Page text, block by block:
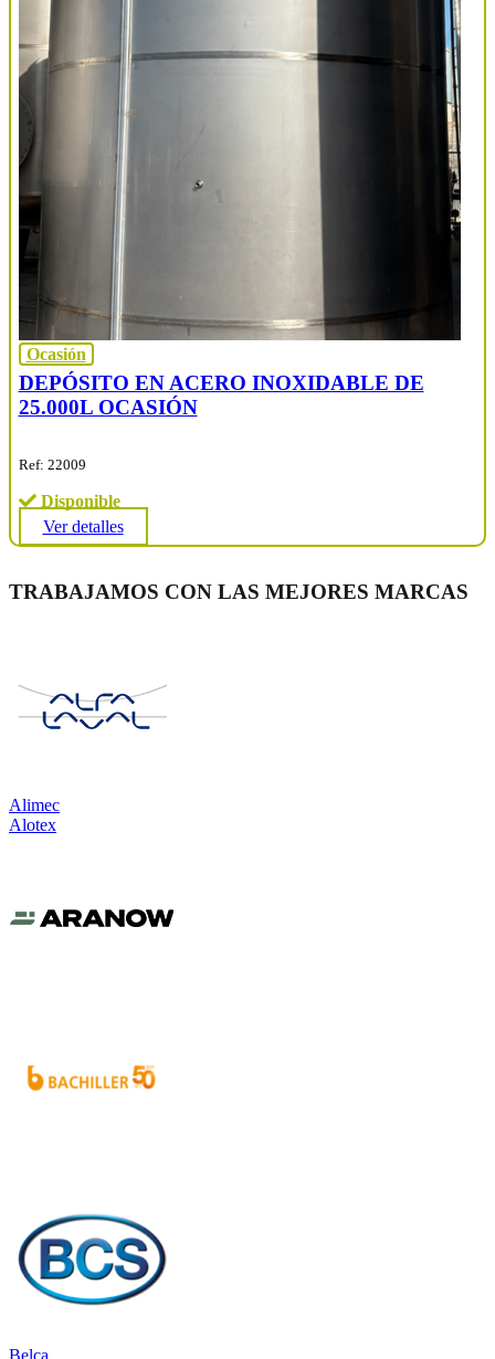
Ocasión
DEPÓSITO EN ACERO INOXIDABLE DE
25.000L OCASIÓN
Ref: 22009
Disponible
Ver detalles
TRABAJAMOS CON LAS MEJORES MARCAS
Alimec
Alotex
Belca